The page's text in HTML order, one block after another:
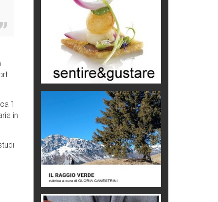
1
in
Mio nonno, salvato dai russi
Storie...di storia
Macchine di guerra
Editoriale
Turismo in Miniera
Puglia - Tra storia e recupero
Castione, sotto il segno del
Eventi